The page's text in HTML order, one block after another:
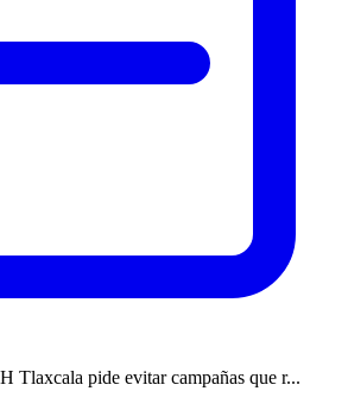
Tlaxcala pide evitar campañas que r...